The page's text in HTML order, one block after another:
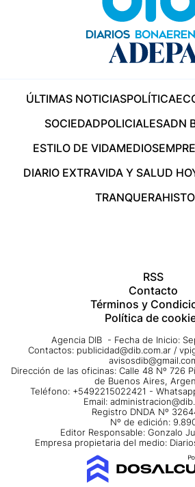
ÚLTIMAS NOTICIASPOLÍTICA
SOCIEDADPOLICIALESADN
ESTILO DE VIDAMEDIOS
DIARIO EXTRAVIDA Y SALUD
TRANQUERA
RSS
Contacto
Términos y
Política de
Agencia DIB - Fecha de Inicio:
Contactos: publicidad@dib.com.ar /
Dirección de las oficinas: Calle 48 Nº 726
de Buenos Aires,
Teléfono: +5492215022421 -
Email:
Registro DNDA Nº
Nº de edición:
Editor Responsable: Gonzalo
Empresa propietaria del medio: